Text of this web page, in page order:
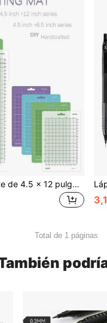
Esterilla de corte de 4.5 x 12 pulgadas / 4.5 x 6.5 pulgadas, esterillas de corte adhesivas múltiples, esterillas de corte antideslizantes adhesivas, esterillas de corte adhesivas múltiples para accesorios Joy - para grabado láser, corte de vinilo y manualidades - esterillas de corte antideslizantes con malla adhesiva para manualidades, acolchado, costura, scrapbooking y todas las artes, excelente para manualidades DIY y esculturas de papel, vuelta al colegio, vuelta al colegio, útiles escolares
Total de 1 páginas